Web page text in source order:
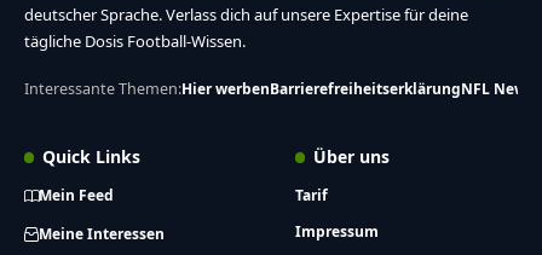
deutscher Sprache. Verlass dich auf unsere Expertise für deine
tägliche Dosis Football-Wissen.
Interessante Themen:Hier werbenBarrierefreiheitserklärungNFL News
Quick Links
Mein Feed
Meine Interessen
Über uns
Tarif
Impressum